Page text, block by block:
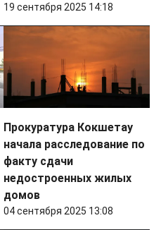
19 сентября 2025 14:18
Прокуратура Кокшетау
начала расследование по
факту сдачи
недостроенных жилых
домов
04 сентября 2025 13:08